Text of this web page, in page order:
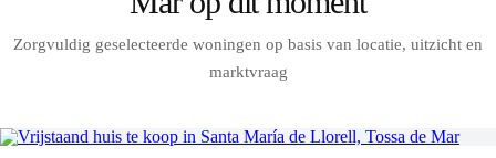
Zorgvuldig geselecteerde woningen op basis van locatie, uitzicht en
marktvraag